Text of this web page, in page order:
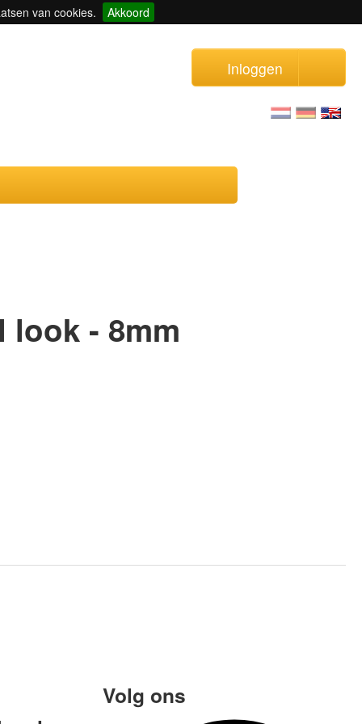
van cookies. Akkoord
Inloggen
look - 8mm
Volg ons